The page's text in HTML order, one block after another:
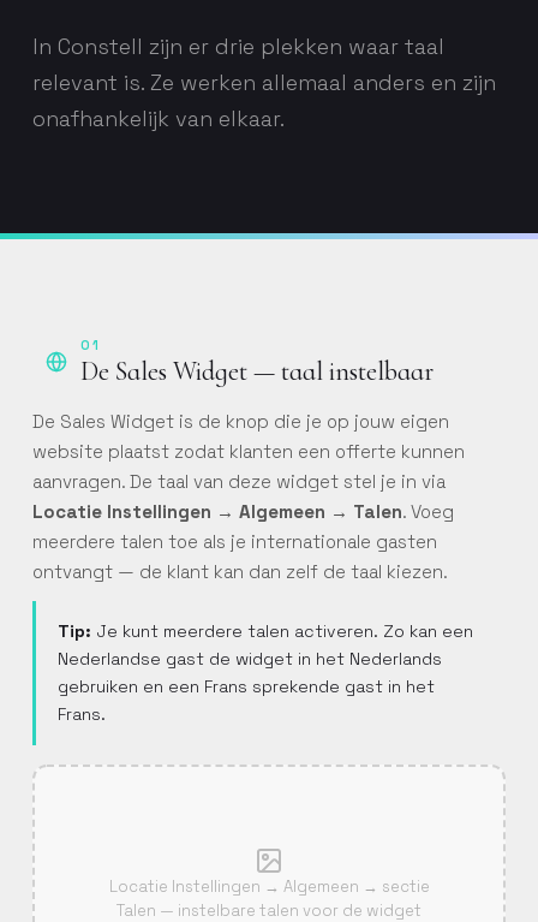
In Constell zijn er drie plekken waar taal
relevant is. Ze werken allemaal anders en zijn
onafhankelijk van elkaar.
01
De Sales Widget — taal instelbaar
De Sales Widget is de knop die je op jouw eigen
website plaatst zodat klanten een offerte kunnen
aanvragen. De taal van deze widget stel je in via
Locatie Instellingen → Algemeen → Talen. Voeg
meerdere talen toe als je internationale gasten
ontvangt — de klant kan dan zelf de taal kiezen.
Tip: Je kunt meerdere talen activeren. Zo kan een
Nederlandse gast de widget in het Nederlands
gebruiken en een Frans sprekende gast in het
Frans.
Locatie Instellingen → Algemeen → sectie
Talen — instelbare talen voor de widget